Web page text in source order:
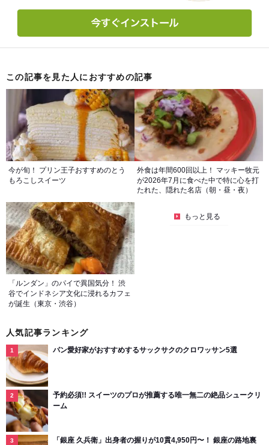
この記事を見た人におすすめの記事
今が旬！ プリン王子おすすめのとう
もろこしスイーツ
外食は年間600回以上！ マッキー牧元
が2026年7月に食べた中で特に心を打
たれた、隠れた名店（朝・昼・夜）
「ルンダン」のパイで異国気分！ 渋
谷でインドネシア文化に浸れるカフェ
が誕生（東京・渋谷）
もっと見る
人気記事ランキング
パン愛好家がおすすめするサックサクのクロワッサン5選
予約必須!! スイーツのプロが推薦する唯一無二の絶品シュークリ
ーム
「銀座 久兵衛」出身者の握りが10貫4,950円〜！ 銀座の路地裏